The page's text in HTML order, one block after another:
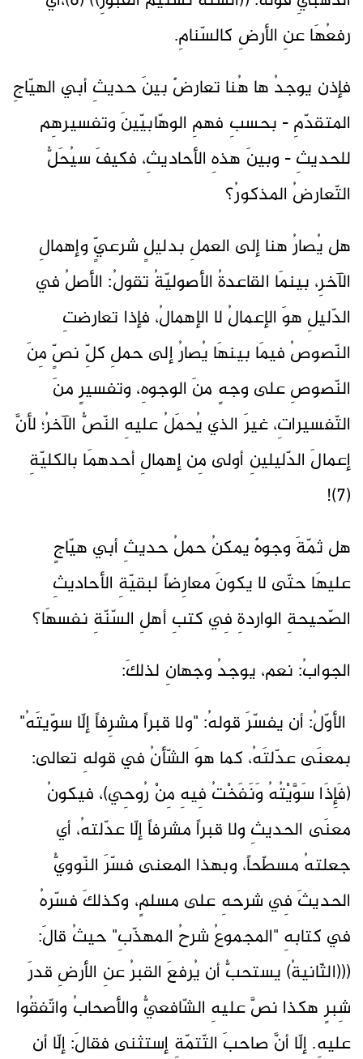
رفعُهَا عنِ الأرضِ كالسّنامِ.
فإذن يوجدُ ها هُنا تعارضٌ بينَ حديثِ أبي الهيّاجِ
المتقدّمِ - بحسبِ فهمِ الوهّابيّينَ وتفسيرهِم
للحديثِ - وبينَ هذهِ الأحاديثِ، فكيفَ سيُحَلُّ
التّعارضُ المذكورُ؟
هل يُصارُ هنا إلى العملِ بدليلٍ شرعيٍّ وإهمالِ
الآخرِ، بينمَا القاعدةُ الأصوليّةُ تقولُ: الأصلُ في
الدّليلِ هوَ الإعمالُ لا الإهمالُ، فإذا تعارضتِ
النّصوصُ فيمَا بينهَا يُصارُ إلى حملِ كلِّ نصٍّ مِنَ
النّصوصِ على وجهٍ منَ الوجوهِ، وتفسيرٍ منَ
التّفسيراتِ، غيرَ الذي يُحمَلُ عليهِ النّصُّ الآخرُ؛ لأنَّ
إعمالَ الدّليلينِ أولى مِن إهمالِ أحدهمَا بالكليّةِ
(7)!
هل ثمّةَ وجوهٌ يمكنُ حملُ حديثِ أبي هيّاجٍ
عليهَا حتّى لا يكونَ معارِضاً لبقيّةِ الأحاديثِ
الصّحيحةِ الواردةِ فِي كتبِ أهلِ السّنّةِ نفسهَا؟
الجوابُ: نعم، يوجدُ وجهانِ لذلكَ:
الأوّلُ: أن يفسّرَ قولهُ: "ولا قبراً مشرِفاً إلّا سوّيتَهُ"
بمعنَى عدّلتَهُ، كما هوَ الشّأنُ في قولهِ تعالى:
(فَإِذَا سَوَّيْتُهُ وَنَفَخْتُ فِيهِ مِنْ رُوحِي)، فيكونُ
معنَى الحديثِ ولا قبراً مشرفاً إلّا عدّلتهُ، أي
جعلتهُ مسطّحاً، وبهذا المعنى فسّرَ النّوويُّ
الحديثَ فِي شرحهِ على مسلمٍ، وكذلكَ فسّرهُ
في كتابهِ "المجموعُ شرحُ المهذّبِ" حيثُ قالَ:
(((الثّانيةُ) يستحبُّ أن يُرفعَ القبرُ عنِ الأرضِ قدرَ
شِبرٍ هكذا نصَّ عليهِ الشّافعيُّ والأصحابُ واتّفقُوا
عليهِ. إلّا أنَّ صاحبَ التّتمّةِ إستثنى فقالَ: إلّا أن